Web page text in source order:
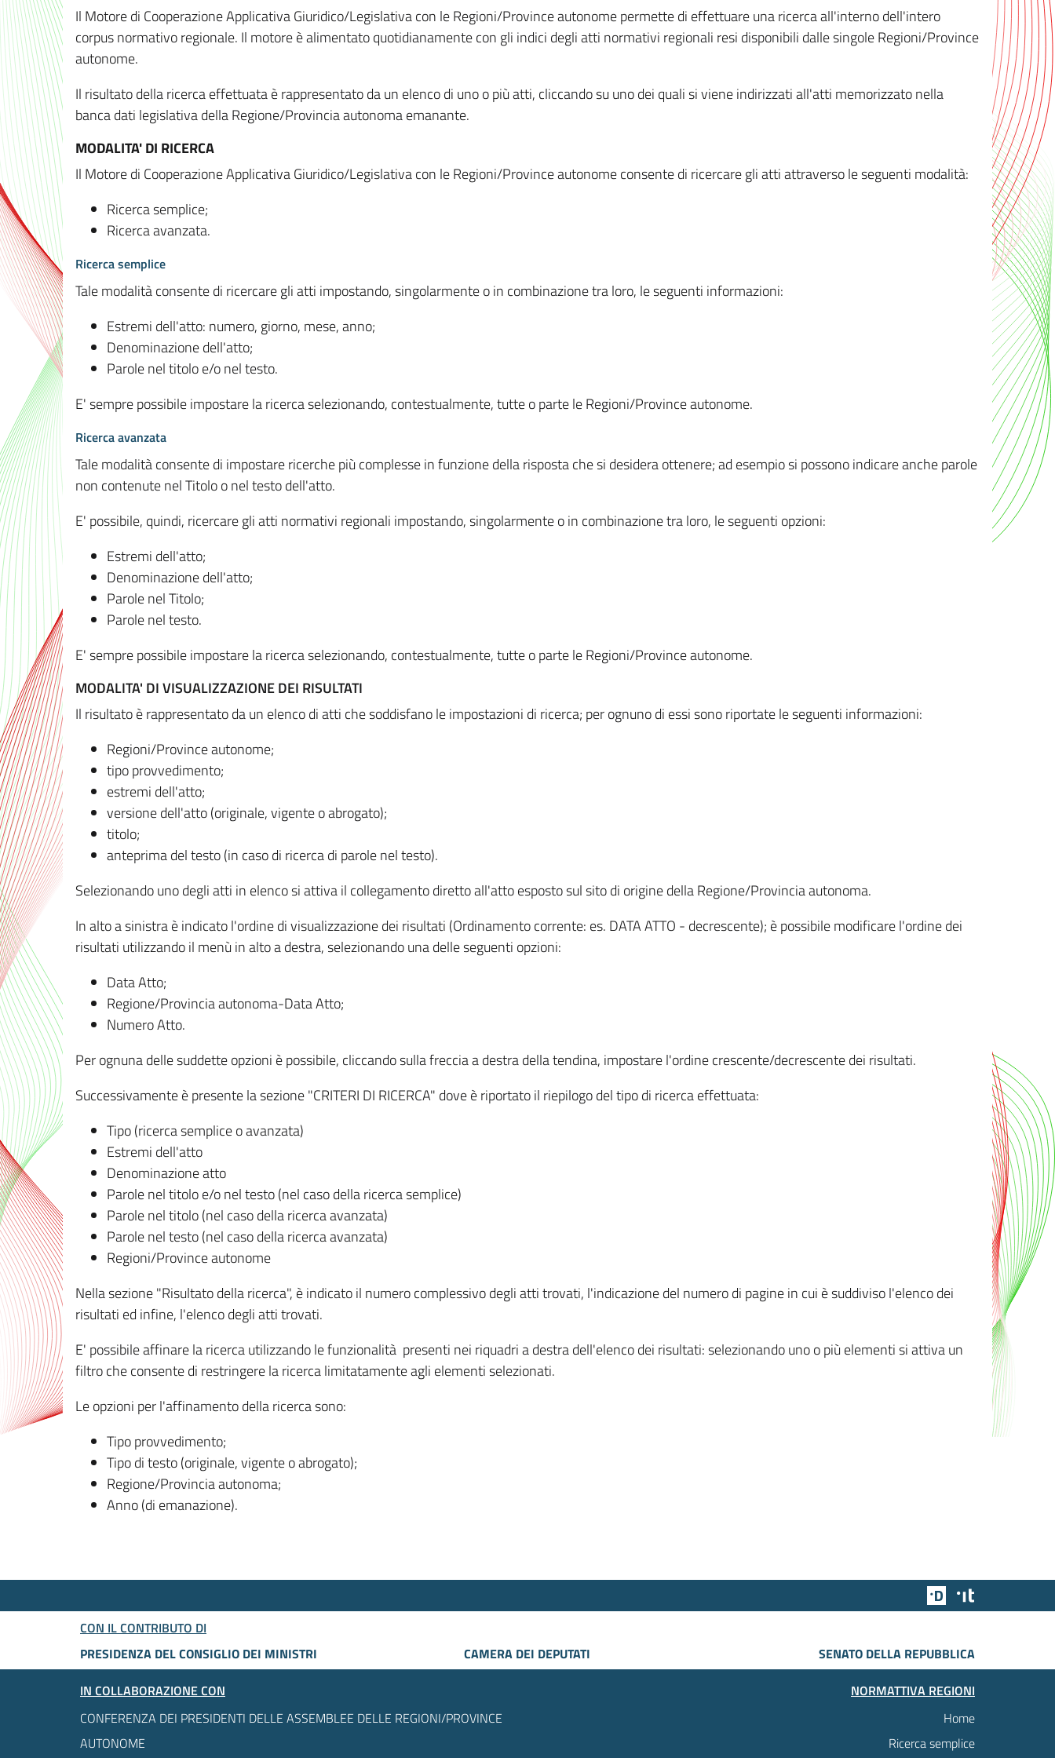
Il Motore di Cooperazione Applicativa Giuridico/Legislativa con le Regioni/Province autonome permette di effettuare una ricerca all'interno dell'intero
corpus normativo regionale. Il motore è alimentato quotidianamente con gli indici degli atti normativi regionali resi disponibili dalle singole Regioni/Province
autonome.
Il risultato della ricerca effettuata è rappresentato da un elenco di uno o più atti, cliccando su uno dei quali si viene indirizzati all'atti memorizzato nella
banca dati legislativa della Regione/Provincia autonoma emanante.
MODALITA' DI RICERCA
Il Motore di Cooperazione Applicativa Giuridico/Legislativa con le Regioni/Province autonome consente di ricercare gli atti attraverso le seguenti modalità:
Ricerca semplice;
Ricerca avanzata.
Ricerca semplice
Tale modalità consente di ricercare gli atti impostando, singolarmente o in combinazione tra loro, le seguenti informazioni:
Estremi dell'atto: numero, giorno, mese, anno;
Denominazione dell'atto;
Parole nel titolo e/o nel testo.
E' sempre possibile impostare la ricerca selezionando, contestualmente, tutte o parte le Regioni/Province autonome.
Ricerca avanzata
Tale modalità consente di impostare ricerche più complesse in funzione della risposta che si desidera ottenere; ad esempio si possono indicare anche parole
non contenute nel Titolo o nel testo dell'atto.
E' possibile, quindi, ricercare gli atti normativi regionali impostando, singolarmente o in combinazione tra loro, le seguenti opzioni:
Estremi dell'atto;
Denominazione dell'atto;
Parole nel Titolo;
Parole nel testo.
E' sempre possibile impostare la ricerca selezionando, contestualmente, tutte o parte le Regioni/Province autonome.
MODALITA' DI VISUALIZZAZIONE DEI RISULTATI
Il risultato è rappresentato da un elenco di atti che soddisfano le impostazioni di ricerca; per ognuno di essi sono riportate le seguenti informazioni:
Regioni/Province autonome;
tipo provvedimento;
estremi dell'atto;
versione dell'atto (originale, vigente o abrogato);
titolo;
anteprima del testo (in caso di ricerca di parole nel testo).
Selezionando uno degli atti in elenco si attiva il collegamento diretto all'atto esposto sul sito di origine della Regione/Provincia autonoma.
In alto a sinistra è indicato l'ordine di visualizzazione dei risultati (Ordinamento corrente: es. DATA ATTO - decrescente); è possibile modificare l'ordine dei
risultati utilizzando il menù in alto a destra, selezionando una delle seguenti opzioni:
Data Atto;
Regione/Provincia autonoma-Data Atto;
Numero Atto.
Per ognuna delle suddette opzioni è possibile, cliccando sulla freccia a destra della tendina, impostare l'ordine crescente/decrescente dei risultati.
Successivamente è presente la sezione "CRITERI DI RICERCA" dove è riportato il riepilogo del tipo di ricerca effettuata:
Tipo (ricerca semplice o avanzata)
Estremi dell'atto
Denominazione atto
Parole nel titolo e/o nel testo (nel caso della ricerca semplice)
Parole nel titolo (nel caso della ricerca avanzata)
Parole nel testo (nel caso della ricerca avanzata)
Regioni/Province autonome
Nella sezione "Risultato della ricerca", è indicato il numero complessivo degli atti trovati, l'indicazione del numero di pagine in cui è suddiviso l'elenco dei
risultati ed infine, l'elenco degli atti trovati.
E' possibile affinare la ricerca utilizzando le funzionalità presenti nei riquadri a destra dell'elenco dei risultati: selezionando uno o più elementi si attiva un
filtro che consente di restringere la ricerca limitatamente agli elementi selezionati.
Le opzioni per l'affinamento della ricerca sono:
Tipo provvedimento;
Tipo di testo (originale, vigente o abrogato);
Regione/Provincia autonoma;
Anno (di emanazione).
Team Digitale
CON IL CONTRIBUTO DI
PRESIDENZA DEL CONSIGLIO DEI MINISTRI
CAMERA DEI DEPUTATI
SENATO DELLA REPUBBLICA
IN COLLABORAZIONE CON
CONFERENZA DEI PRESIDENTI DELLE ASSEMBLEE DELLE REGIONI/PROVINCE
AUTONOME
NORMATTIVA REGIONI
Home
Ricerca semplice